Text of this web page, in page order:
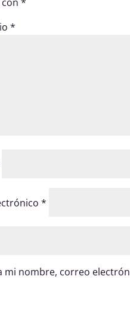
*
*
mi nombre, correo